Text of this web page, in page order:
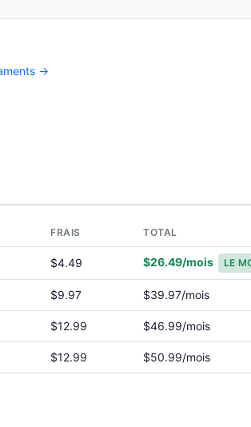
→
FRAIS TOTAL
$4.49 $26.49/mois LE
$9.97 $39.97/mois
$12.99 $46.99/mois
$12.99 $50.99/mois